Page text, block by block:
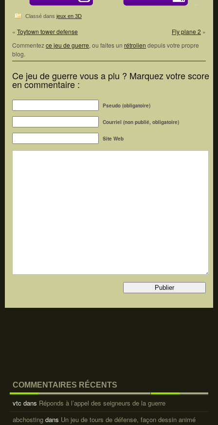
Classé dans jeux en 3D
« Toytown tower defense Fly plane 2 »
Commentezce jeu de guerre, ou faites un rétrolien depuis votre propre
blog.
Ce jeu de guerre vous a plu ? Marquez votre score
en commentaire :
Pseudo (obligatoire)
Courriel (non publié, obligatoire)
Site Web
COMMENTAIRES RÉCENTS
vtc dans Réponds à l’appel des seigneurs de la guerre
abchosting dans Un jeu de tours de défense, façon dessin animé